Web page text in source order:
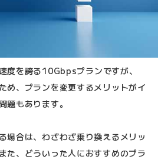
度を誇る10Gbpsプランですが、
め、プランを変更するメリットがイ
題もあります。
場合は、わざわざ乗り換えるメリッ
た、どういった人におすすめのプラ